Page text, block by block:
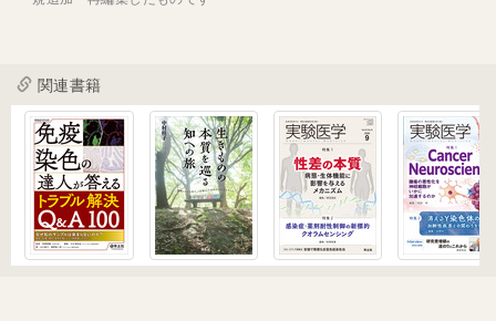
関連書籍